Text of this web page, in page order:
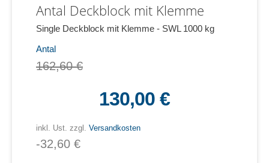
Antal Deckblock mit Klemme
Single Deckblock mit Klemme - SWL 1000 kg
Antal
162,60 €
130,00 €
inkl. Ust. zzgl. Versandkosten
-32,60 €